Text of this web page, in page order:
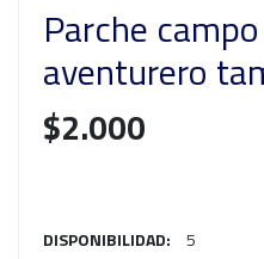
Parche
aventurero
$2.000
DISPONIBILIDAD: 5